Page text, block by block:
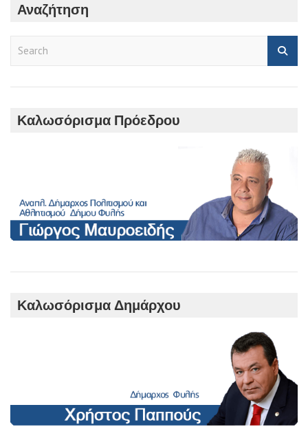
Αναζήτηση
r
Καλωσόρισμα Πρόεδρου
Καλωσόρισμα Δημάρχου